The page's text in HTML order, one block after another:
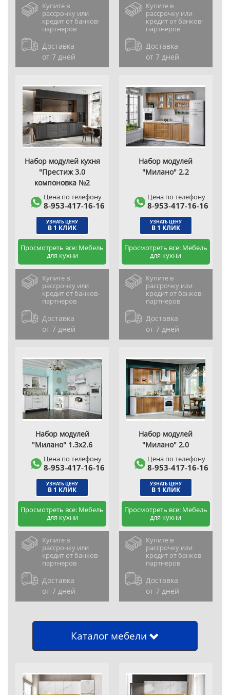
Купите в
рассрочку или
кредит от банков-
партнеров
Доставка
от 7 дней
Купите в
рассрочку или
кредит от банков-
партнеров
Доставка
от 7 дней
Набор модулей кухня
"Престиж 3.0
компоновка №2
Цена по телефону
8‑953‑417‑16‑16
УЗНАТЬ ЦЕНУ
В 1 КЛИК
Просмотреть все: Мебель
для кухни
Купите в
рассрочку или
кредит от банков-
партнеров
Доставка
от 7 дней
Набор модулей
"Милано" 2.2
Цена по телефону
8‑953‑417‑16‑16
УЗНАТЬ ЦЕНУ
В 1 КЛИК
Просмотреть все: Мебель
для кухни
Купите в
рассрочку или
кредит от банков-
партнеров
Доставка
от 7 дней
Набор модулей
"Милано" 1.3х2.6
Цена по телефону
8‑953‑417‑16‑16
УЗНАТЬ ЦЕНУ
В 1 КЛИК
Просмотреть все: Мебель
для кухни
Купите в
рассрочку или
кредит от банков-
партнеров
Доставка
от 7 дней
Набор модулей
"Милано" 2.0
Цена по телефону
8‑953‑417‑16‑16
УЗНАТЬ ЦЕНУ
В 1 КЛИК
Просмотреть все: Мебель
для кухни
Купите в
рассрочку или
кредит от банков-
партнеров
Доставка
от 7 дней
Каталог мебели